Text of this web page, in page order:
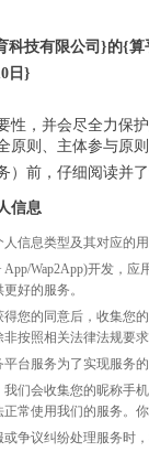
科技有限公司 }的{算
日}
性，并会尽全力保
原则、主体参与原
）前，仔细阅读并了
信息
信息类型及其对应的
App/Wap2App)开发，
好的服务。
您的同意后，收集您
按照相关法律法规要
台服务为了实现服务
们会收集您的昵称手
常使用我们的服务。
争议纠纷处理服务时